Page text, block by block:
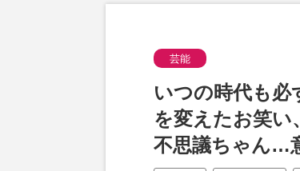
芸能
いつの時代も必
を変えたお笑い
不思議ちゃん…